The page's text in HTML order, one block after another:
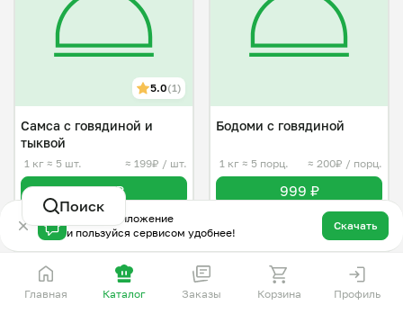
Поиск
5.0(1)
Самса с говядиной и
тыквой
1 кг ≈ 5 шт. ≈ 199₽ / шт.
999 ₽
Бодоми с говядиной
1 кг ≈ 5 порц. ≈ 200₽ / порц.
999 ₽
Скачай приложение
и пользуйся сервисом удобнее!
Скачать
Главная Каталог Заказы Корзина Профиль